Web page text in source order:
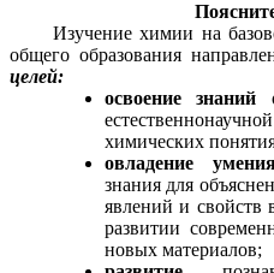
Изучение химии на
общего образования
целей:
освоение знаний
химических
овладение
знания для
явлений и свойств
развитии
новых материалов;